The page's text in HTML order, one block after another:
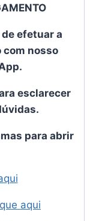
efetuar a
com nosso
esclarecer
para abrir
aqui